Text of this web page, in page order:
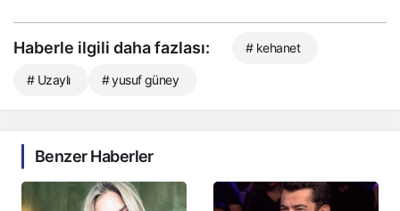
Haberle ilgili daha fazlası: # kehanet
# Uzaylı # yusuf güney
Benzer Haberler